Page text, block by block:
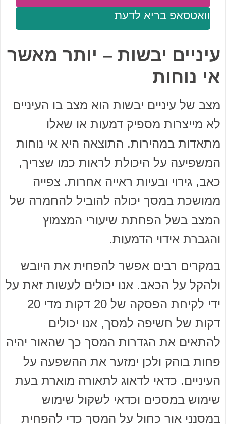
וואטסאפ בריא לדעת
עיניים יבשות – יותר מאשר
אי נוחות
מצב של עיניים יבשות הוא מצב בו העיניים
לא מייצרות מספיק דמעות או שאלו
מתאדות במהירות. התוצאה היא אי נוחות
המשפיעה על היכולת לראות כמו שצריך,
כאב, גירוי ובעיות ראייה אחרות. צפייה
ממושכת במסך יכולה להוביל להחמרה של
המצב בשל הפחתת שיעורי המצמוץ
והגברת אידוי הדמעות.
במקרים רבים אפשר להפחית את היובש
ולהקל על הכאב. אנו יכולים לעשות זאת על
ידי לקיחת הפסקה של 20 דקות מדי 20
דקות של חשיפה למסך, אנו יכולים
להתאים את הגדרות המסך כך שהאור יהיה
פחות בוהק ולכן ימזער את ההשפעה על
העיניים. כדאי לדאוג לתאורה מוארת בעת
שימוש במסכים וכדאי לשקול שימוש
במסנני אור כחול על המסך כדי להפחית